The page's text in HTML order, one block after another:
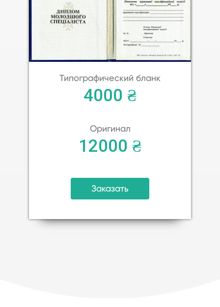
Типографический бланк
4000 ₴
Оригинал
12000 ₴
Заказать